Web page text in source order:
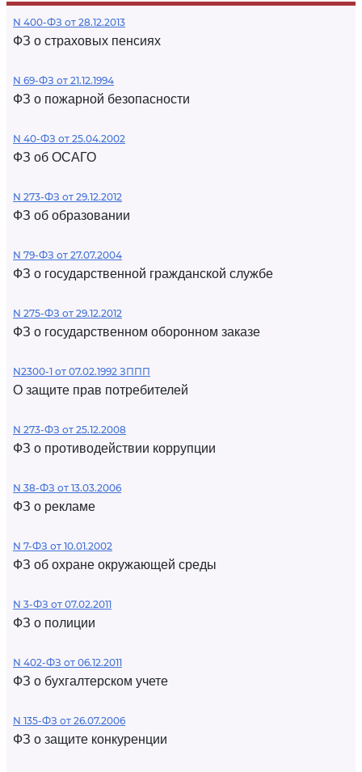
N 400-ФЗ от 28.12.2013
ФЗ о страховых пенсиях
N 69-ФЗ от 21.12.1994
ФЗ о пожарной безопасности
N 40-ФЗ от 25.04.2002
ФЗ об ОСАГО
N 273-ФЗ от 29.12.2012
ФЗ об образовании
N 79-ФЗ от 27.07.2004
ФЗ о государственной гражданской службе
N 275-ФЗ от 29.12.2012
ФЗ о государственном оборонном заказе
N2300-1 от 07.02.1992 ЗППП
О защите прав потребителей
N 273-ФЗ от 25.12.2008
ФЗ о противодействии коррупции
N 38-ФЗ от 13.03.2006
ФЗ о рекламе
N 7-ФЗ от 10.01.2002
ФЗ об охране окружающей среды
N 3-ФЗ от 07.02.2011
ФЗ о полиции
N 402-ФЗ от 06.12.2011
ФЗ о бухгалтерском учете
N 135-ФЗ от 26.07.2006
ФЗ о защите конкуренции